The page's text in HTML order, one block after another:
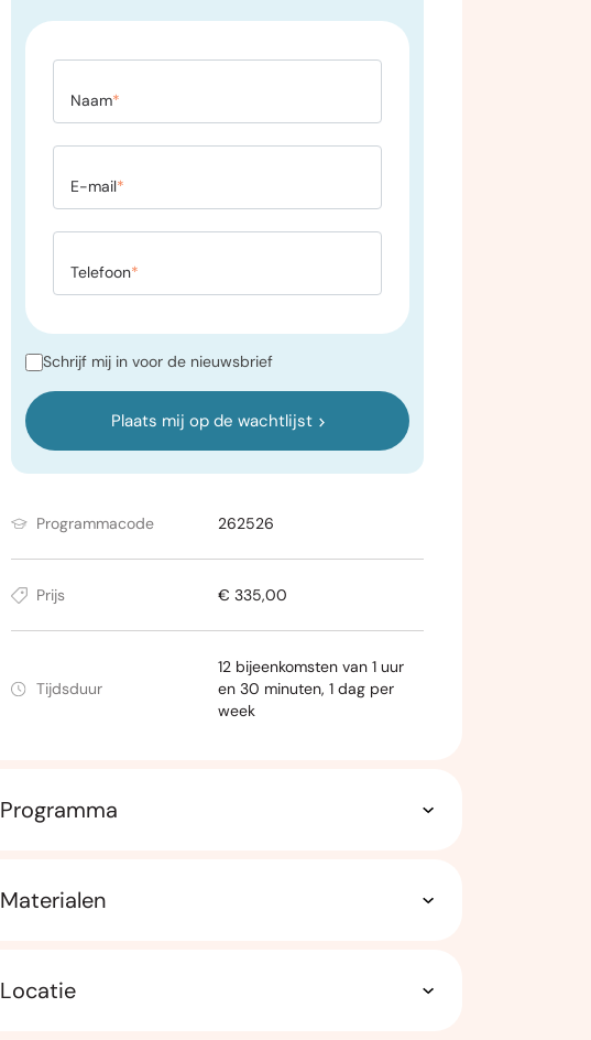
Naam*
E-mail*
Telefoon*
Schrijf mij in voor de nieuwsbrief
Plaats mij op de wachtlijst
Programmacode 262526
Prijs € 335,00
Tijdsduur
12 bijeenkomsten van 1 uur
en 30 minuten, 1 dag per
week
Programma
Materialen
Locatie